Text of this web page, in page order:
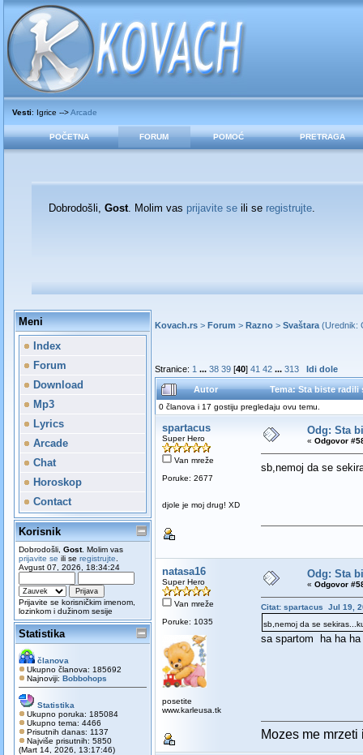
Vesti: Igrice -->Arcade
POČETNA FORUM POMOĆ PRETRAGA
Dobrodošli, Gost. Molim vas prijavite seili se registrujte.
Meni
Index
Forum
Download
Mp3
Lyrics
Arcade
Chat
Horoskop
Contact
Korisnik
Dobrodošli, Gost. Molim vas
prijavite se ili se registrujte
Avgust 07, 2026, 18:34:24
Prijavite se korisničkim imenom,
lozinkom i dužinom sesije
Statistika
članova
Ukupno članova: 185692
Najnoviji: Bobbohops
Statistika
Ukupno poruka: 185084
Ukupno tema: 4466
Prisutnih danas: 1137
Najviše prisutnih: 5850
(Mart 14, 2026, 13:17:46)
Kovach.rs> Forum > Razno> Svaštara(Urednik:
Stranice: 1 ... 38 39[40] 41 42 ... 313 Idi dole
Autor Tema: Sta biste
0 članova i 17 gostiju pregledaju ovu temu.
spartacus
Super Hero
Van mreže
Poruke: 2677
djole je moj drug! XD
Odg: Sta
« Odgovor
sb,nemoj da se
natasa16
Super Hero
Van mreže
Poruke: 1035
posetite
www.karleusa.tk
Odg: Sta
« Odgovor
Citat: spartacus Jul 19,
sb,nemoj da se
sa spartom ha ha ha
Mozes me